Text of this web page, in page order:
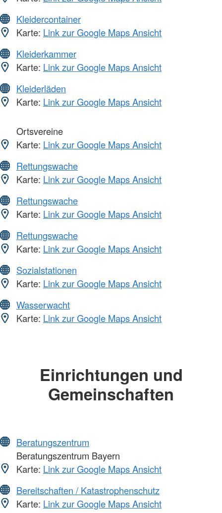
Kleidercontainer
Karte: Link zur Google Maps Ansicht
Kleiderkammer
Karte: Link zur Google Maps Ansicht
Kleiderläden
Karte: Link zur Google Maps Ansicht
Ortsvereine
Karte: Link zur Google Maps Ansicht
Rettungswache
Karte: Link zur Google Maps Ansicht
Rettungswache
Karte: Link zur Google Maps Ansicht
Rettungswache
Karte: Link zur Google Maps Ansicht
Sozialstationen
Karte: Link zur Google Maps Ansicht
Wasserwacht
Karte: Link zur Google Maps Ansicht
Einrichtungen und
Gemeinschaften
Beratungszentrum
Beratungszentrum Bayern
Karte: Link zur Google Maps Ansicht
Bereitschaften / Katastrophenschutz
Karte: Link zur Google Maps Ansicht